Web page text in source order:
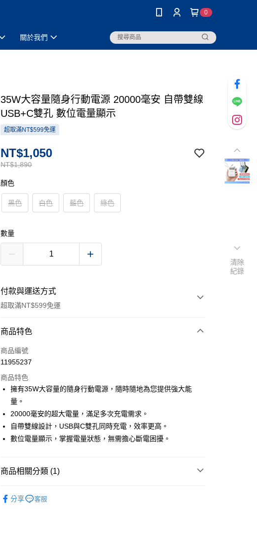
0
關於我們
35W大容量隨身行動電源 20000毫安 自帶雙線
USB+C雙孔 數位電量顯示
超取滿NT$599免運
NT$1,890
NT$1,050
顏色
黑色 白色 藍色 綠色
數量
付款與運送方式
超取滿NT$599免運
付款方式
信用卡一次付款
LINE Pay
Apple Pay
街口支付
悠遊付
商品特色
商品編號
11955237
商品特色
擁有35W大容量的隨身行動電源，隨時隨地為您提供強大能
量。
20000毫安的超大電量，滿足多次充電需求。
自帶雙線設計，USB與C雙孔同時充電，效率更高。
數位電量顯示，掌握電量狀態，無需擔心斷電困擾。
商品相關分類 (1)
分享
客服
清除
紀錄